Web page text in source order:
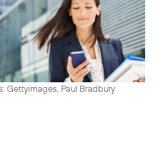
Gettyimages, Paul Bradbury